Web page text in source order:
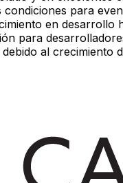
para
en
para
al